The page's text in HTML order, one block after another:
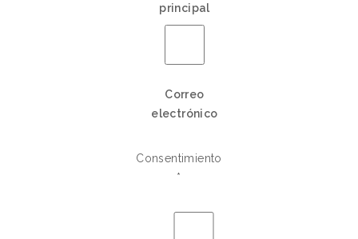
principal
Correo
electrónico
Consentimiento
*